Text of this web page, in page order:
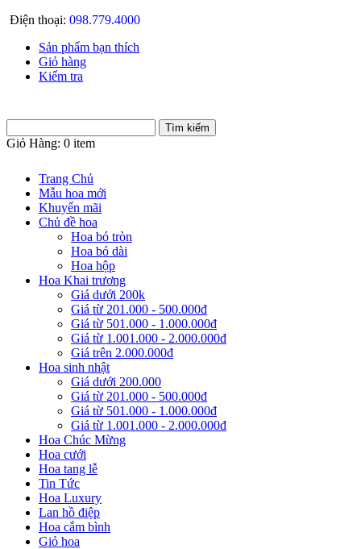
Điện thoại: 098.779.4000
Sản phẩm bạn thích
Giỏ hàng
Kiểm tra
Giỏ Hàng: 0 item
Trang Chủ
Mẫu hoa mới
Khuyến mãi
Chủ đề hoa
Hoa bó tròn
Hoa bó dài
Hoa hộp
Hoa Khai trương
Giá dưới 200k
Giá từ 201.000 - 500.000đ
Giá từ 501.000 - 1.000.000đ
Giá từ 1.001.000 - 2.000.000đ
Giá trên 2.000.000đ
Hoa sinh nhật
Giá dưới 200.000
Giá từ 201.000 - 500.000đ
Giá từ 501.000 - 1.000.000đ
Giá từ 1.001.000 - 2.000.000đ
Hoa Chúc Mừng
Hoa cưới
Hoa tang lễ
Tin Tức
Hoa Luxury
Lan hồ điệp
Hoa cắm bình
Giỏ hoa